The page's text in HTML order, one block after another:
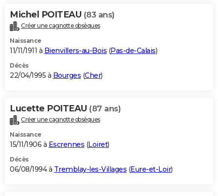
Michel POITEAU (83 ans)
Créer une cagnotte obsèques
Naissance
11/11/1911 à Bienvillers-au-Bois (Pas-de-Calais)
Décès
22/04/1995 à Bourges (Cher)
Lucette POITEAU (87 ans)
Créer une cagnotte obsèques
Naissance
15/11/1906 à Escrennes (Loiret)
Décès
06/08/1994 à Tremblay-les-Villages (Eure-et-Loir)